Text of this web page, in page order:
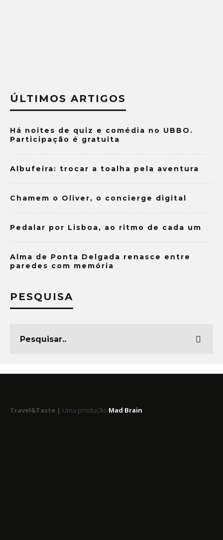
ÚLTIMOS ARTIGOS
Há noites de quiz e comédia no UBBO.
Participação é gratuita
Albufeira: trocar a toalha pela aventura
Chamem o Oliver, o concierge digital
Pedalar por Lisboa, ao ritmo de cada um
Alma de Ponta Delgada renasce entre
paredes com memória
PESQUISA
Travel&Taste | Uma produção Mad Brain